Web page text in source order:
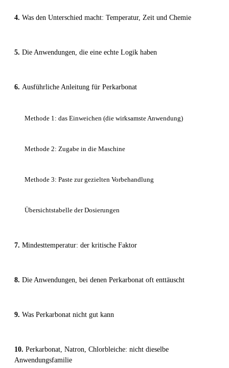
Was den Unterschied macht: Temperatur, Zeit und Chemie
Die Anwendungen, die eine echte Logik haben
Ausführliche Anleitung für Perkarbonat
Methode 1: das Einweichen (die wirksamste Anwendung)
Methode 2: Zugabe in die Maschine
Methode 3: Paste zur gezielten Vorbehandlung
Übersichtstabelle der Dosierungen
Mindesttemperatur: der kritische Faktor
Die Anwendungen, bei denen Perkarbonat oft enttäuscht
Was Perkarbonat nicht gut kann
Perkarbonat, Natron, Chlorbleiche: nicht dieselbe
Anwendungsfamilie